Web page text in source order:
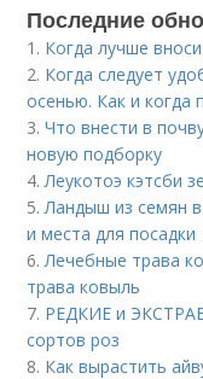
Последние
1. Когда лучше
2. Когда следует
осенью. Как и когда
3.Что внести в
новую подборку
4.Леукотоэ кэтсби
5.Ландыш из семян
и места для посадки
6.Лечебные трава
трава ковыль
7. РЕДКИЕ и
сортов роз
8. Как вырастить